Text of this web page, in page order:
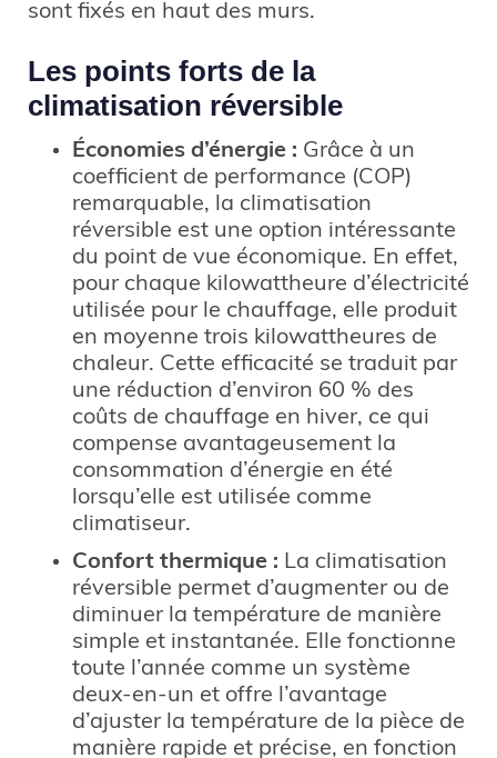
sont fixés en haut des murs.
Les points forts de la
climatisation réversible
Économies d’énergie : Grâce à un
coefficient de performance (COP)
remarquable, la climatisation
réversible est une option intéressante
du point de vue économique. En effet,
pour chaque kilowattheure d’électricité
utilisée pour le chauffage, elle produit
en moyenne trois kilowattheures de
chaleur. Cette efficacité se traduit par
une réduction d’environ 60 % des
coûts de chauffage en hiver, ce qui
compense avantageusement la
consommation d’énergie en été
lorsqu’elle est utilisée comme
climatiseur.
Confort thermique : La climatisation
réversible permet d’augmenter ou de
diminuer la température de manière
simple et instantanée. Elle fonctionne
toute l’année comme un système
deux-en-un et offre l’avantage
d’ajuster la température de la pièce de
manière rapide et précise, en fonction